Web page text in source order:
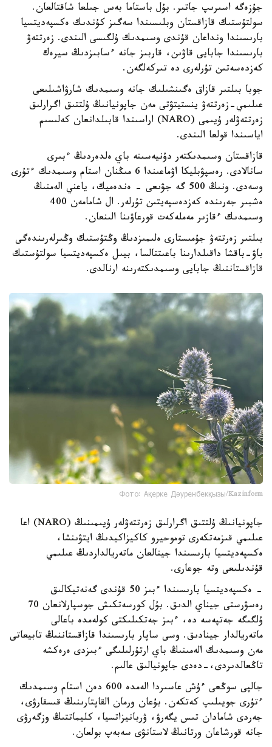
جۇزەگە اسىرىپ جاتىر. بۇل باستاما بەس جىلعا شاقتالعان.
سولتۇستىك قازاقستان وبلىسىندا سەگىز كۇندىك ەكسپەديتسيا
بارىسىندا ونداعان قۇندى وسىمدىك ۇلگىسى الىندى. زەرتتەۋ
بارىسىندا جابايى قاۋىن، قاربىز جانە ءسابىزدىڭ سيرەك
كەزدەسەتىن تۇرلەرى دە تىركەلگەن.
جوبا بىلتىر قازاق ەگىنشىلىك جانە وسىمدىك شارۋاشىلىعى
عىلىمي-زەرتتەۋ ينستيتۋتى مەن جاپونيانىڭ ۇلتتىق اگرارلىق
زەرتتەۋلەر ۇيىمى (NARO) اراسىندا قابىلدانعان كەلىسىم
اياسىندا قولعا الىندى.
قازاقستان وسىمدىكتەر دۇنيەسىنە باي ەلدەردىڭ ءبىرى
سانالادى. رەسپۋبليكا اۋماعىندا 6 مىڭنان استام وسىمدىك ءتۇرى
وسەدى. ونىڭ 500 گە جۋىعى - ەندەميك، ياعني الەمنىڭ
ەشبىر جەرىندە كەزدەسپەيتىن تۇرلەر. ال شامامەن 400
وسىمدىك ءقازىر مەملەكەت قورعاۋىنا الىنعان.
بىلتىر زەرتتەۋ جۇمىستارى ەلىمىزدىڭ وڭتۇستىك وڭىرلەرىندەگى
باۋ-باقشا داقىلدارىنا باعىتتالسا، بيىل ەكسپەديتسيا سولتۇستىك
قازاقستاننىڭ جابايى وسىمدىكتەرىنە ارنالدى.
Фото: Ақерке Дәуренбекқызы/Kazinform
جاپونيانىڭ ۇلتتىق اگرارلىق زەرتتەۋلەر ۇيىمىنىڭ (NARO) اعا
عىلىمي قىزمەتكەرى توموحيرو كاكيزاكيدىڭ ايتۋىنشا،
ەكسپەديتسيا بارىسىندا جينالعان ماتەريالداردىڭ عىلىمي
قۇندىلىعى وتە جوعارى.
- ەكسپەديتسيا بارىسىندا ءبىز 50 قۇندى گەنەتيكالىق
رەسۋرستى جيناي الدىق. بۇل كورسەتكىش جوسپارلانعان 70
ۇلگىگە جەتپەسە دە، ءبىز جەتكىلىكتى كولەمدە باعالى
ماتەريالدار جينادىق. وسى ساپار بارىسىندا قازاقستاننىڭ تابيعاتى
مەن وسىمدىك الەمىنىڭ باي ارتۇرلىلىگى ءبىزدى ەرەكشە
تاڭعالدىردى،-دەدى جاپونيالىق عالىم.
جالپى سوڭعى ءۇش عاسىردا الەمدە 600 دەن استام وسىمدىك
ءتۇرى جويىلىپ كەتكەن. بۇعان ورمان القاپتارىنىڭ قىسقارۋى،
جەردى شامادان تىس يگەرۋ، ۋربانيزاتسيا، كليماتتىڭ وزگەرۋى
جانە قورشاعان ورتانىڭ لاستانۋى سەبەپ بولعان.